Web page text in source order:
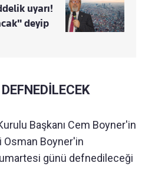
uyarı!
deyip
Başkanı Cem Boyner'in
Osman Boyner'in
günü defnedileceği